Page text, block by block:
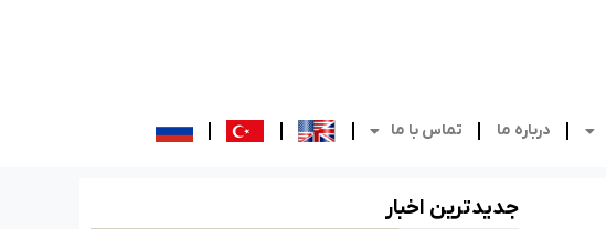
درباره ما تماس با ما
جدید‌ترین اخبار